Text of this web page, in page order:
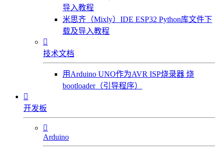
导入教程
米思齐（Mixly）IDE ESP32 Python库文件下
载及导入教程

技术文档
用Arduino UNO作为AVR ISP烧录器 烧
bootloader（引导程序）

开发板

Arduino